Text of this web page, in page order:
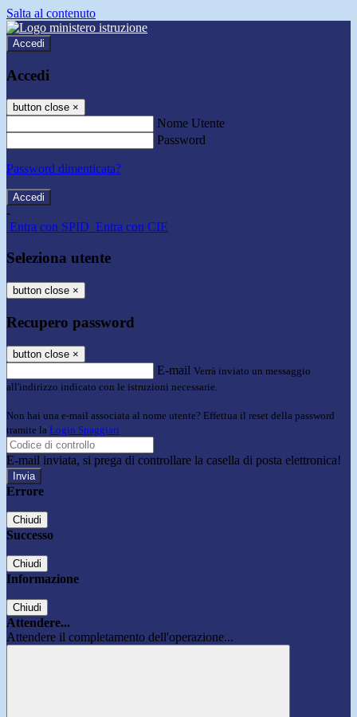
Salta al contenuto
Accedi
Accedi
button close ×
Nome Utente
Password
Password dimenticata?
-
Entra con SPID Entra con CIE
Seleziona utente
button close ×
Recupero password
button close ×
E-mail Verrà inviato un messaggio
all'indirizzo indicato con le istruzioni necessarie.
Non hai una e-mail associata al nome utente? Effettua il reset della password
tramite la Login Spaggiari
E-mail inviata, si prega di controllare la casella di posta elettronica!
Errore
Chiudi
Successo
Chiudi
Informazione
Chiudi
Attendere...
Attendere il completamento dell'operazione...